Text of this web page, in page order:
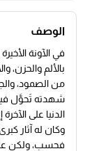
الوصف
في الآونة
بالألم والحزن،
من الصمود،
شهدته تَحوَّل
الدنيا على
وكان له آثار
فحسب، ولكن